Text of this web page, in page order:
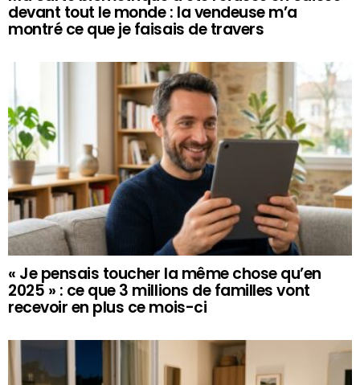
devant tout le monde : la vendeuse m’a
montré ce que je faisais de travers
« Je pensais toucher la même chose qu’en
2025 » : ce que 3 millions de familles vont
recevoir en plus ce mois-ci